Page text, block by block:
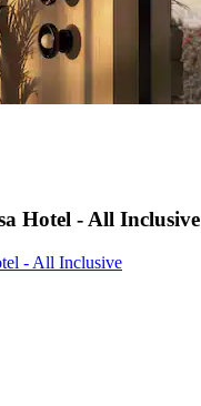
Hotel - All Inclusive
- All Inclusive